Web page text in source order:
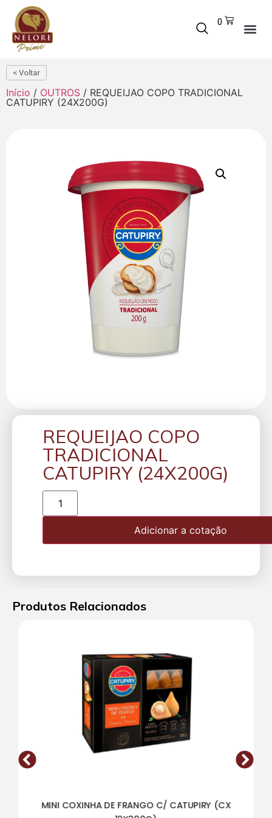
0
< Voltar
Início / OUTROS / REQUEIJAO COPO TRADICIONAL
CATUPIRY (24X200G)
REQUEIJAO COPO
TRADICIONAL
CATUPIRY (24X200G)
Adicionar a cotação
Produtos Relacionados
MINI COXINHA DE FRANGO C/ CATUPIRY (CX